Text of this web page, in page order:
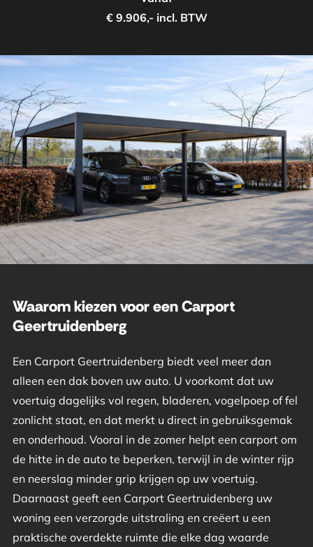
€ 9.906,- incl. BTW
Waarom kiezen voor een Carport
Geertruidenberg
Een Carport Geertruidenberg biedt veel meer dan
alleen een dak boven uw auto. U voorkomt dat uw
voertuig dagelijks vol regen, bladeren, vogelpoep of fel
zonlicht staat, en dat merkt u direct in gebruiksgemak
en onderhoud. Vooral in de zomer helpt een carport om
de hitte in de auto te beperken, terwijl in de winter rijp
en neerslag minder grip krijgen op uw voertuig.
Daarnaast geeft een Carport Geertruidenberg uw
woning een verzorgde uitstraling en creëert u een
praktische overdekte ruimte die elke dag waarde